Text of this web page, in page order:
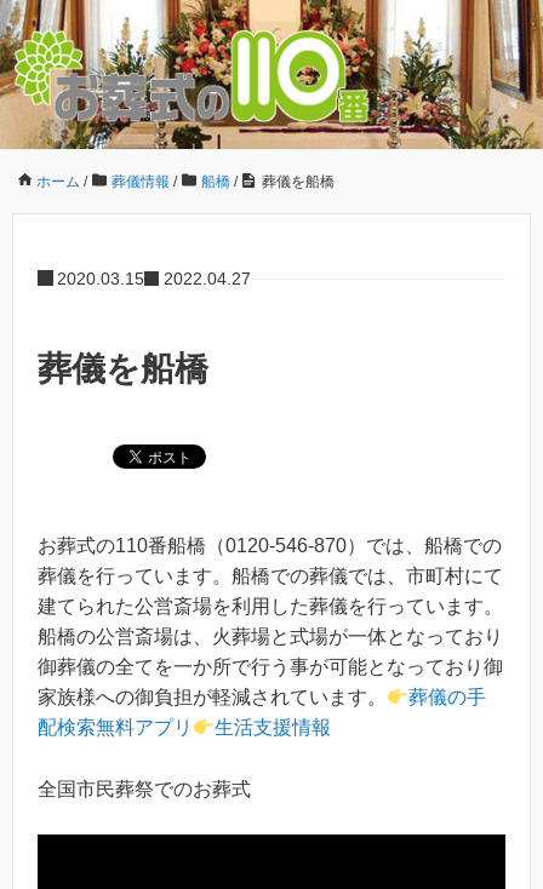
ホーム / 葬儀情報 / 船橋 / 葬儀を船橋
2020.03.15 2022.04.27
葬儀を船橋
お葬式の110番船橋（0120-546-870）では、船橋での
葬儀を行っています。船橋での葬儀では、市町村にて
建てられた公営斎場を利用した葬儀を行っています。
船橋の公営斎場は、火葬場と式場が一体となっており
御葬儀の全てを一か所で行う事が可能となっており御
家族様への御負担が軽減されています。
葬儀の手
配検索無料アプリ
生活支援情報
全国市民葬祭でのお葬式